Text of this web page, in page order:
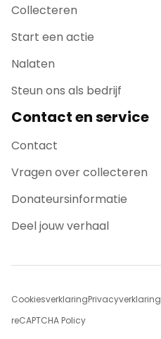
Collecteren
Start een actie
Nalaten
Steun ons als bedrijf
Contact en service
Contact
Vragen over collecteren
Donateursinformatie
Deel jouw verhaal
CookiesverklaringPrivacyverklaring
reCAPTCHA Policy